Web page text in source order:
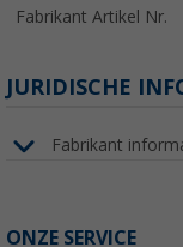
Fabrikant Artikel Nr.
JURIDISCHE
Fabrikant
ONZE SERVICE